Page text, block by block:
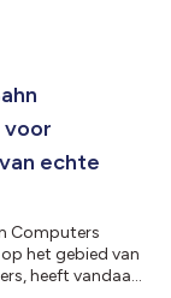
echte
Computers
het gebied van
heeft vandaag